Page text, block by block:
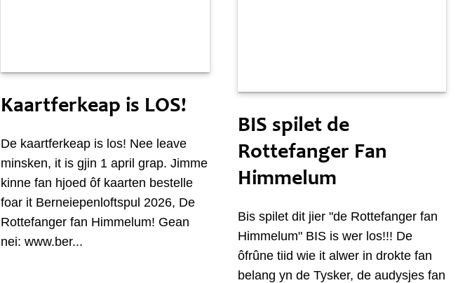
Kaartferkeap is LOS!
De kaartferkeap is los! Nee leave
minsken, it is gjin 1 april grap. Jimme
kinne fan hjoed ôf kaarten bestelle
foar it Berneiepenloftspul 2026, De
Rottefanger fan Himmelum! Gean
nei: www.ber...
BIS spilet de
Rottefanger Fan
Himmelum
Bis spilet dit jier "de Rottefanger fan
Himmelum" BIS is wer los!!! De
ôfrûne tiid wie it alwer in drokte fan
belang yn de Tysker, de audysjes fan